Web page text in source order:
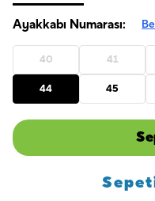
Ayakkabı Numarası:
40 41
44 45